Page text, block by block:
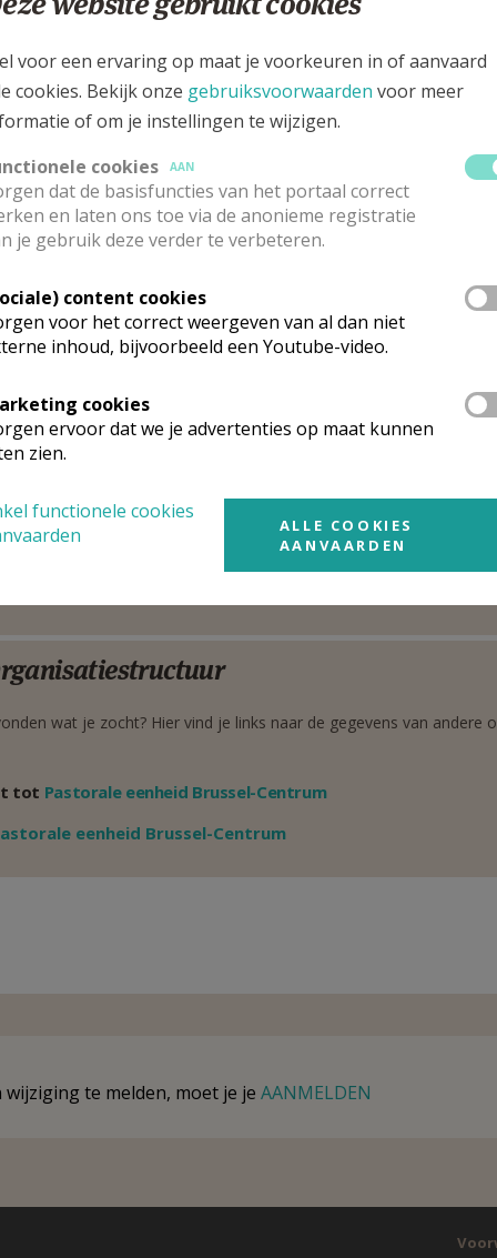
Nederlandstalige
heerJohnny De Mot
Brussel
02 514 31 13
0495 71 58 58
du Bois Sauvage 15
Brussel
Google Maps
wat je zocht? Hier vind je links naar de gegevens van
tot Pastorale eenheid Brussel-Centrum
eenheid Brussel-Centrum
wijziging te melden, moet je je AANMELDEN
voor een ervaring op maat je voorkeuren in of aanvaard
cookies. Bekijk onze gebruiksvoorwaarden voor meer
of om je instellingen te wijzigen.
cookies
AAN
dat de basisfuncties van het portaal correct
en laten ons toe via de anonieme registratie
je gebruik deze verder te verbeteren.
content cookies
voor het correct weergeven van al dan niet
inhoud, bijvoorbeeld een Youtube-video.
cookies
ervoor dat we je advertenties op maat kunnen
zien.
functionele cookies
ALLE COOKIES
AANVAARDEN